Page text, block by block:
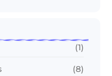
(1)
(8)